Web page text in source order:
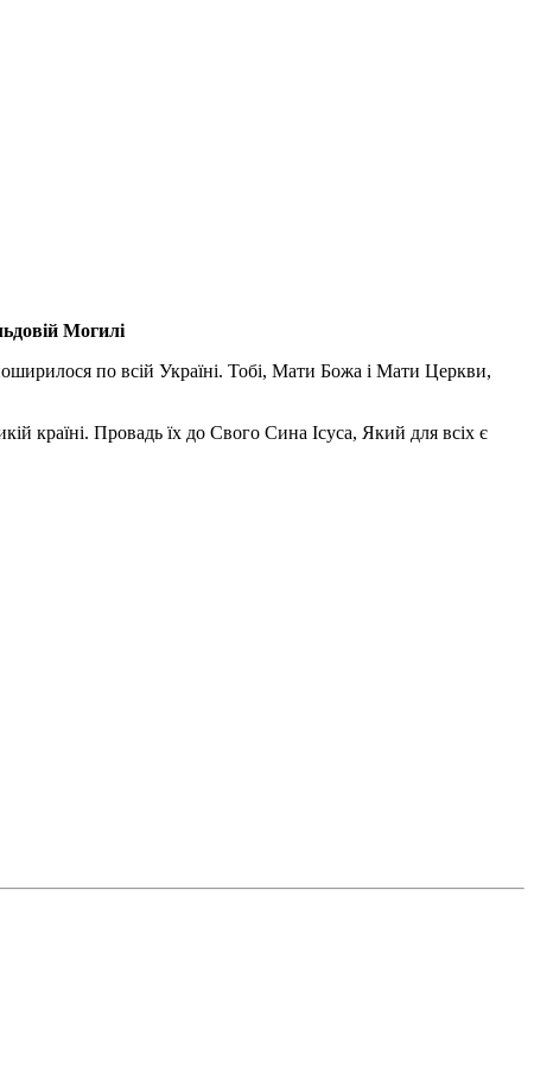
Могилі
по всій Україні. Тобі, Мати Божа і Мати Церкви,
країні. Провадь їх до Свого Сина Ісуса, Який для всіх є